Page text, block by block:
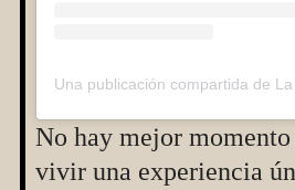
No hay mejor momento
vivir una experiencia